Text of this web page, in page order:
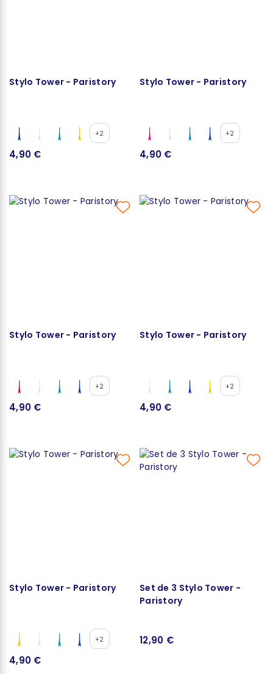
Stylo Tower - Paristory
+2
4,90 €
Stylo Tower - Paristory
+2
4,90 €
Stylo Tower - Paristory
+2
4,90 €
Stylo Tower - Paristory
+2
4,90 €
Stylo Tower - Paristory
+2
4,90 €
Set de 3 Stylo Tower -
Paristory
12,90 €